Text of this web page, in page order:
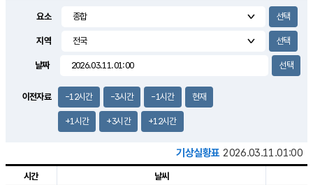
2.4m/s
14.5
요소
지역
날짜
이전자료 -12시간 -3시간 -1시간 현재
+1시간 +3시간 +12시간
기상실황표 2026.03.11.01:00
시간 날씨